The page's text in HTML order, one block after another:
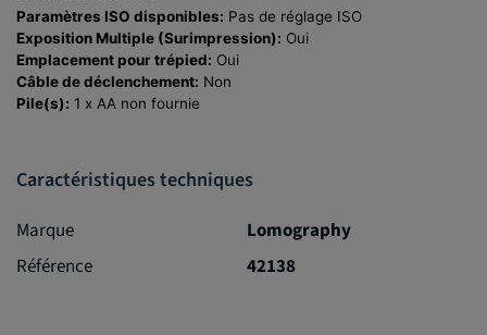
Paramètres ISO disponibles: Pas de réglage ISO
Exposition Multiple (Surimpression): Oui
Emplacement pour trépied: Oui
Câble de déclenchement: Non
Pile(s): 1 x AA non fournie
Caractéristiques techniques
Marque
Lomography
Référence
42138